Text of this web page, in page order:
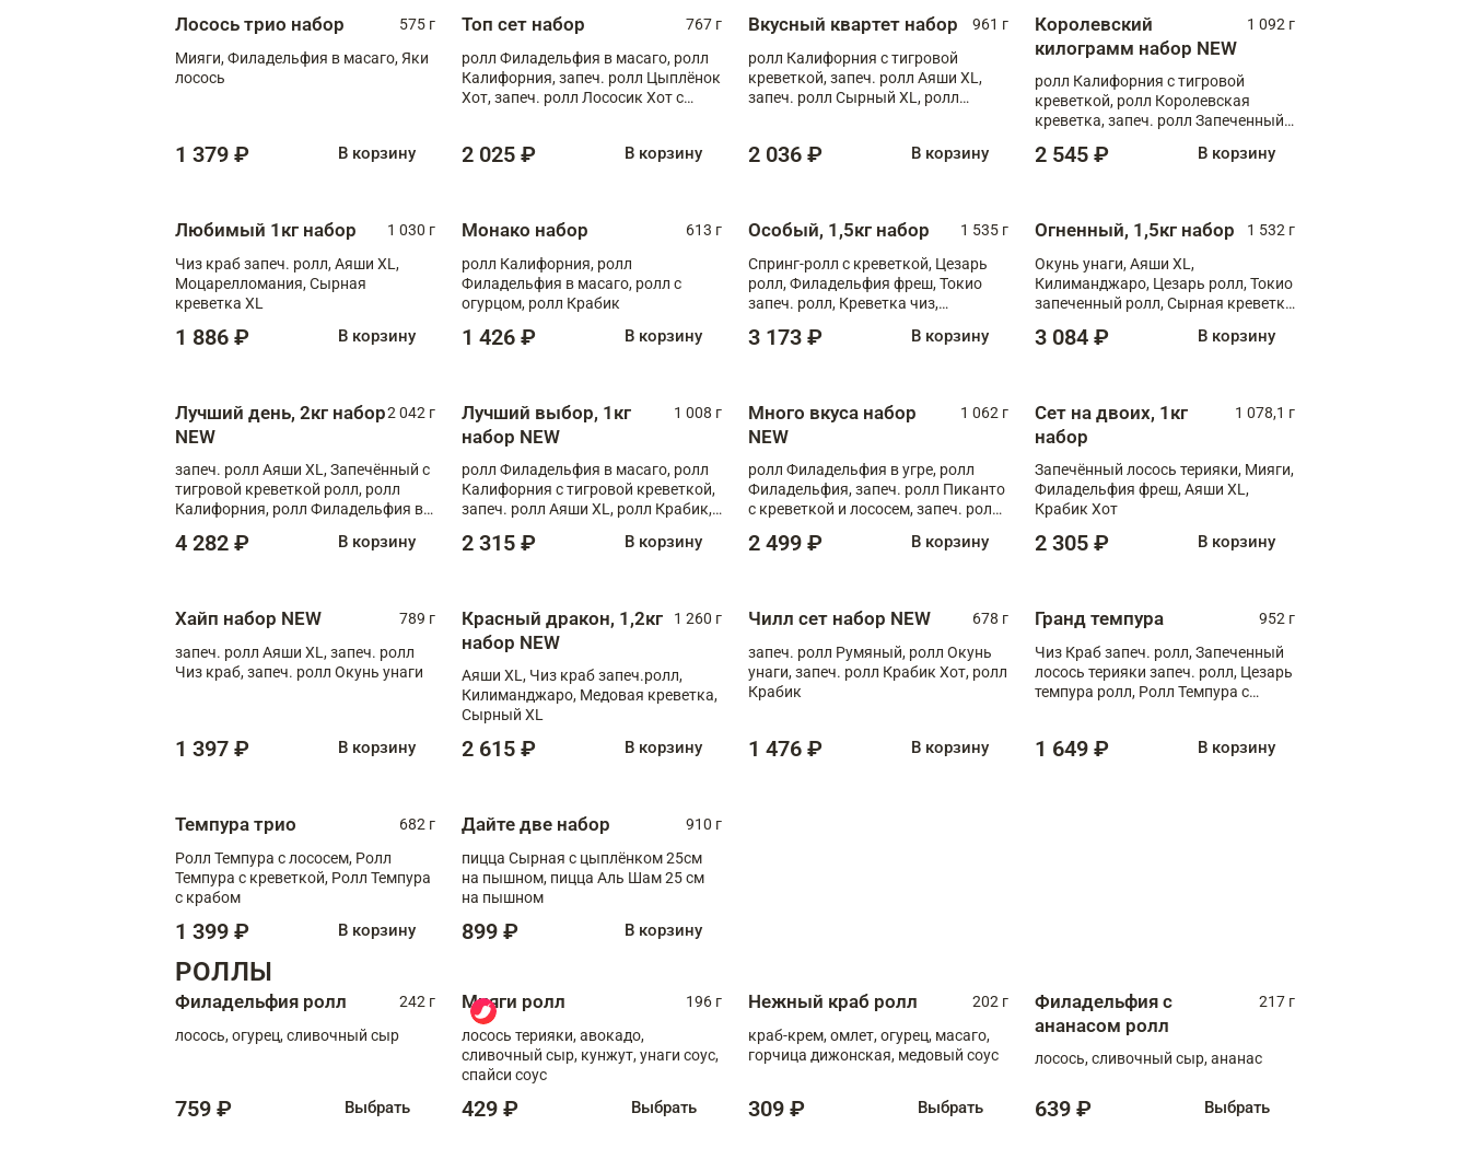
Лосось трио набор
575 г
Мияги, Филадельфия в масаго, Яки
лосось
1 379 ₽ В корзину
Топ сет набор
767 г
ролл Филадельфия в масаго, ролл
Калифорния, запеч. ролл Цыплёнок
Хот, запеч. ролл Лососик Хот с
2 025 ₽ В корзину
Вкусный квартет набор
961 г
ролл Калифорния с тигровой
креветкой, запеч. ролл Аяши XL,
запеч. ролл Сырный XL, ролл
2 036 ₽ В корзину
Королевский
килограмм набор NEW
1 092 г
ролл Калифорния с тигровой
креветкой, ролл Королевская
креветка, запеч. ролл Запеченный
XL, запеч. ролл Крабик Хот
2 545 ₽ В корзину
Любимый 1кг набор
1 030 г
Чиз краб запеч. ролл, Аяши XL,
Моцарелломания, Сырная
креветка XL
1 886 ₽ В корзину
Монако набор
613 г
ролл Калифорния, ролл
Филадельфия в масаго, ролл с
огурцом, ролл Крабик
1 426 ₽ В корзину
Особый, 1,5кг набор
1 535 г
Спринг-ролл с креветкой, Цезарь
ролл, Филадельфия фреш, Токио
запеч. ролл, Креветка чиз,
Флорида
3 173 ₽ В корзину
Огненный, 1,5кг набор
1 532 г
Окунь унаги, Аяши XL,
Килиманджаро, Цезарь ролл, Токио
запеченный ролл, Сырная креветка
3 084 ₽ В корзину
Лучший день, 2кг набор
NEW
2 042 г
запеч. ролл Аяши XL, Запечённый с
тигровой креветкой ролл, ролл
Калифорния, ролл Филадельфия в
запеч. ролл Моцарелломания, ролл
4 282 ₽ В корзину
Лучший выбор, 1кг
набор NEW
1 008 г
ролл Филадельфия в масаго, ролл
Калифорния с тигровой креветкой,
запеч. ролл Аяши XL, ролл Крабик,
2 315 ₽ В корзину
Много вкуса набор
NEW
1 062 г
ролл Филадельфия в угре, ролл
Филадельфия, запеч. ролл Пиканто
с креветкой и лососем, запеч. ролл
2 499 ₽ В корзину
Сет на двоих, 1кг
набор
1 078,1 г
Запечённый лосось терияки, Мияги,
Филадельфия фреш, Аяши XL,
Крабик Хот
2 305 ₽ В корзину
Хайп набор NEW
789 г
запеч. ролл Аяши XL, запеч. ролл
Чиз краб, запеч. ролл Окунь унаги
1 397 ₽ В корзину
Красный дракон, 1,2кг
набор NEW
1 260 г
Аяши XL, Чиз краб запеч.ролл,
Килиманджаро, Медовая креветка,
Сырный XL
2 615 ₽ В корзину
Чилл сет набор NEW
678 г
запеч. ролл Румяный, ролл Окунь
унаги, запеч. ролл Крабик Хот, ролл
Крабик
1 476 ₽ В корзину
Гранд темпура
952 г
Чиз Краб запеч. ролл, Запеченный
лосось терияки запеч. ролл, Цезарь
темпура ролл, Ролл Темпура с
1 649 ₽ В корзину
Темпура трио
682 г
Ролл Темпура с лососем, Ролл
Темпура с креветкой, Ролл Темпура
с крабом
1 399 ₽ В корзину
Дайте две набор
910 г
пицца Сырная с цыплёнком 25см
на пышном, пицца Аль Шам 25 см
на пышном
899 ₽ В корзину
РОЛЛЫ
Филадельфия ролл
242 г
лосось, огурец, сливочный сыр
759 ₽ Выбрать
Мияги ролл
196 г
лосось терияки, авокадо,
сливочный сыр, кунжут, унаги соус,
спайси соус
429 ₽ Выбрать
Нежный краб ролл
202 г
краб-крем, омлет, огурец, масаго,
горчица дижонская, медовый соус
309 ₽ Выбрать
Филадельфия с
ананасом ролл
217 г
лосось, сливочный сыр, ананас
639 ₽ Выбрать